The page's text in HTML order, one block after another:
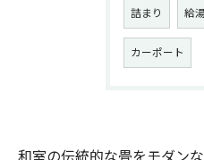
詰まり 給
カーポート